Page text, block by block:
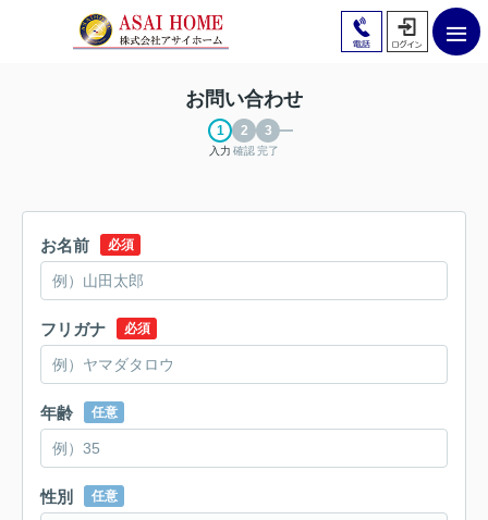
お問い合わせ
入力 確認完了
お名前 必須
フリガナ 必須
年齢 任意
性別 任意